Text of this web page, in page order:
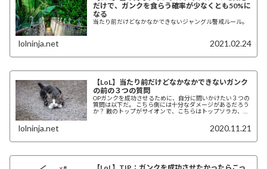
だけで、ガンクを食らう確率が少なくとも50%に
なる
当たり前だけどなかなかできないジャングル警戒ルール。
lolninja.net 2021.02.24
【LoL】当たり前だけどなかなかできないガンク
の前の３つの質問
OPガンクを成功させるために、自分に問いかけたい３つの
質問は以下だ。 こちら側には十分なダメージがあるだろう
か？ 敵のトップがサイオンで、こちらはトップソラカ、君
lolninja.net 2020.11.21